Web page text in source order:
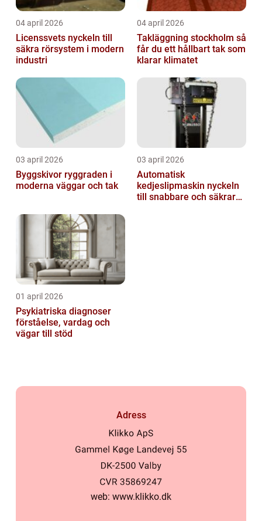
04 april 2026
Licenssvets nyckeln till
säkra rörsystem i modern
industri
04 april 2026
Takläggning stockholm så
får du ett hållbart tak som
klarar klimatet
03 april 2026
Byggskivor ryggraden i
moderna väggar och tak
03 april 2026
Automatisk
kedjeslipmaskin nyckeln
till snabbare och säkrare
01 april 2026
Psykiatriska diagnoser
förståelse, vardag och
vägar till stöd
Adress
web: www.klikko.dk